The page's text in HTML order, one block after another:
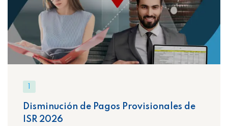
Disminución de Pagos Provisionales de
ISR 2026